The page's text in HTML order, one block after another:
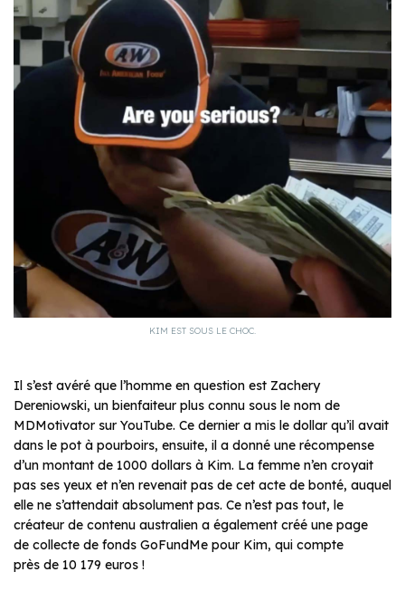
KIM EST SOUS LE CHOC.
Il s’est avéré que l’homme en question est Zachery
Dereniowski, un bienfaiteur plus connu sous le nom de
MDMotivator sur YouTube. Ce dernier a mis le dollar qu’il avait
dans le pot à pourboirs, ensuite, il a donné une récompense
d’un montant de 1000 dollars à Kim. La femme n’en croyait
pas ses yeux et n’en revenait pas de cet acte de bonté, auquel
elle ne s’attendait absolument pas. Ce n’est pas tout, le
créateur de contenu australien a également créé une page
de collecte de fonds GoFundMe pour Kim, qui compte
près de 10 179 euros !